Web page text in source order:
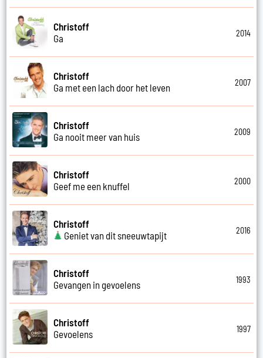
Christoff
Ga
2014
Christoff
Ga met een lach door het leven
2007
Christoff
Ga nooit meer van huis
2009
Christoff
Geef me een knuffel
2000
Christoff
Geniet van dit sneeuwtapijt
2016
Christoff
Gevangen in gevoelens
1993
Christoff
Gevoelens
1997